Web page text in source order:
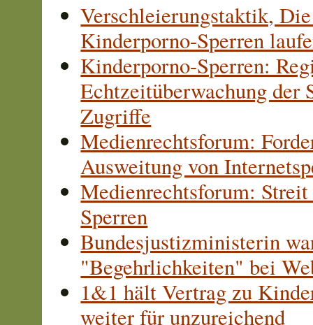
Verschleierungstaktik,
Kinderporno-Sperren
Kinderporno-Sperren:
Echtzeitüberwachung der
Zugriffe
Medienrechtsforum:
Ausweitung von
Medienrechtsforum:
Sperren
Bundesjustizministerin
"Begehrlichkeiten" bei
1&1 hält Vertrag zu
weiter für unzureichend